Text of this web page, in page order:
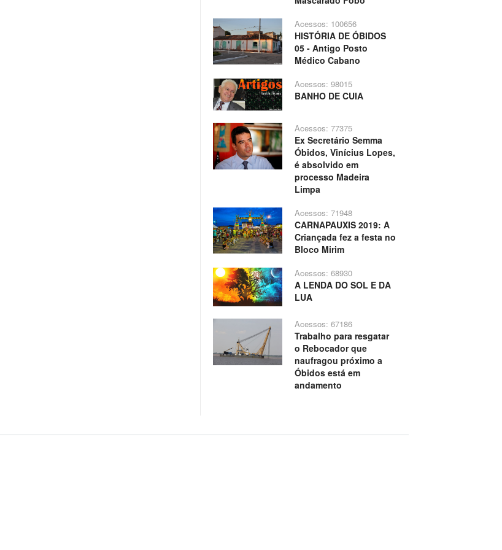
Acessos: 100656
HISTÓRIA DE ÓBIDOS
05 - Antigo Posto
Médico Cabano
Acessos: 98015
BANHO DE CUIA
Acessos: 77375
Ex Secretário Semma
Óbidos, Vinícius Lopes,
é absolvido em
processo Madeira
Limpa
Acessos: 71948
CARNAPAUXIS 2019: A
Criançada fez a festa no
Bloco Mirim
Acessos: 68930
A LENDA DO SOL E DA
LUA
Acessos: 67186
Trabalho para resgatar
o Rebocador que
naufragou próximo a
Óbidos está em
andamento